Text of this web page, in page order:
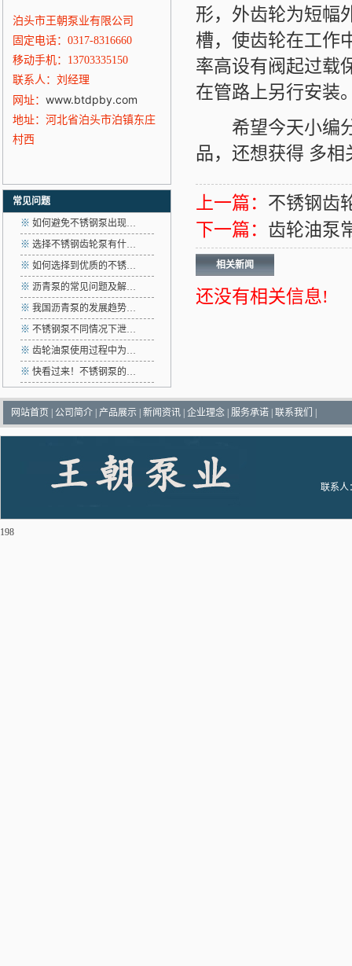
泊头市王朝泵业有限公司
固定电话：0317-8316660
移动手机：13703335150
联系人：刘经理
网址： www.btdpby.com
地址：河北省泊头市泊镇东庄
村西
常见问题
※ 如何避免不锈钢泵出现…
※ 选择不锈钢齿轮泵有什…
※ 如何选择到优质的不锈…
※ 沥青泵的常见问题及解…
※ 我国沥青泵的发展趋势…
※ 不锈钢泵不同情况下泄…
※ 齿轮油泵使用过程中为…
※ 快看过来！不锈钢泵的…
形，外齿轮为短幅
槽，使齿轮在工作
率高设有阀起过载
在管路上另行安装
希望今天小编分
品，还想获得 多
上一篇： 不锈钢齿
下一篇： 齿轮油泵
相关新闻
还没有相关信息!
网站首页 公司简介 产品展示 新闻资讯 企业理念 服务承诺 联系我们
联系人
198